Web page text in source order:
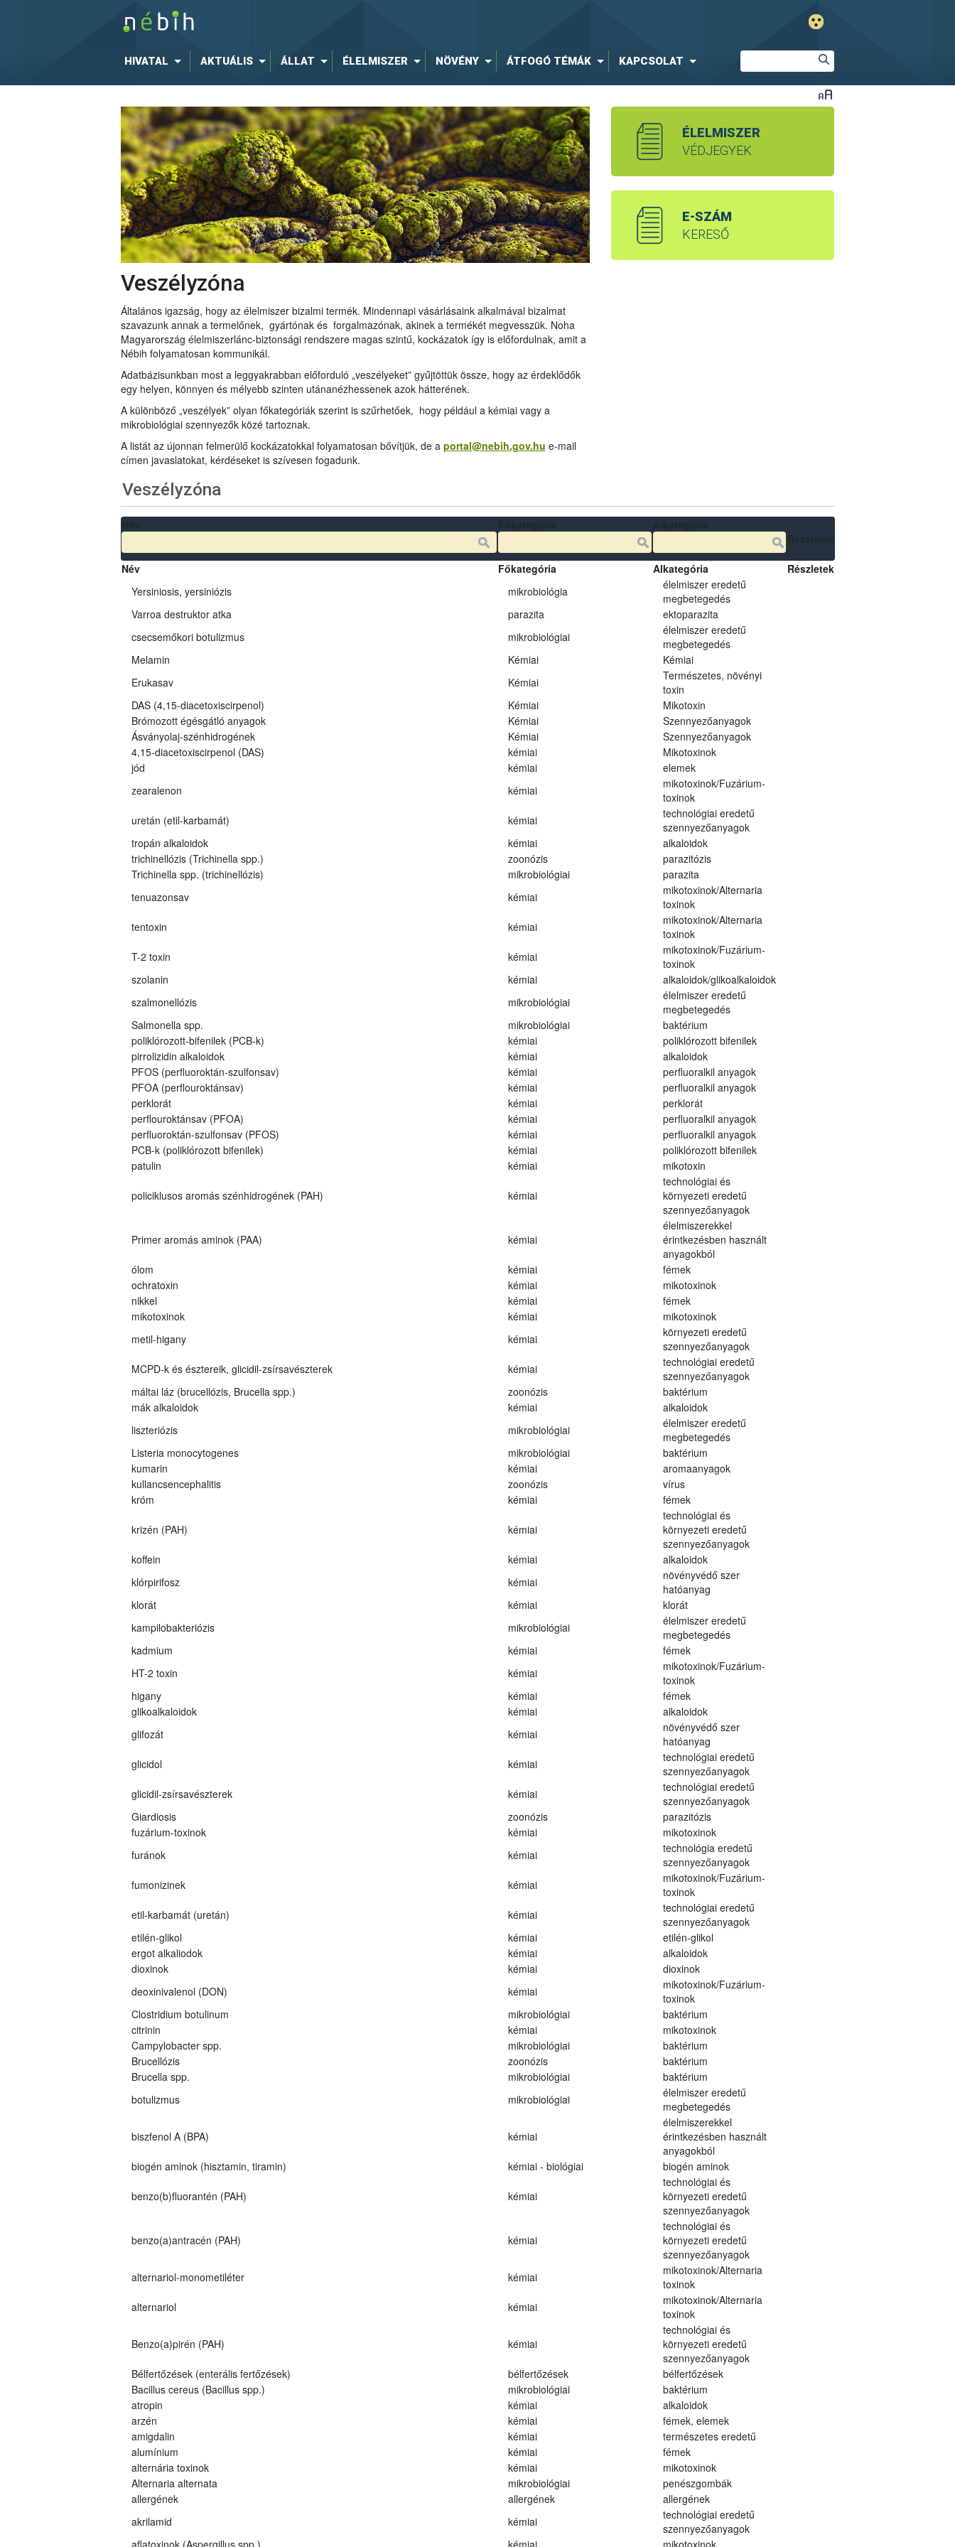
HIVATAL AKTUÁLIS ÁLLAT ÉLELMISZER NÖVÉNY ÁTFOGÓ TÉMÁK KAPCSOLAT
Veszélyzóna
Általános igazság, hogy az élelmiszer bizalmi termék. Mindennapi vásárlásaink alkalmával bizalmat
szavazunk annak a termelőnek, gyártónak és forgalmazónak, akinek a termékét megvesszük. Noha
Magyarország élelmiszerlánc-biztonsági rendszere magas szintű, kockázatok így is előfordulnak, amit a
Nébih folyamatosan kommunikál.
Adatbázisunkban most a leggyakrabban előforduló „veszélyeket” gyűjtöttük össze, hogy az érdeklődők
egy helyen, könnyen és mélyebb szinten utánanézhessenek azok hátterének.
A különböző „veszélyek” olyan főkategóriák szerint is szűrhetőek, hogy például a kémiai vagy a
mikrobiológiai szennyezők közé tartoznak.
A listát az újonnan felmerülő kockázatokkal folyamatosan bővítjük, de a portal@nebih.gov.hu e-mail
címen javaslatokat, kérdéseket is szívesen fogadunk.
ÉLELMISZER
VÉDJEGYEK
E-SZÁM
KERESŐ
Veszélyzóna
Név Főkategória Alkategória
Részletek
Yersiniosis, yersiniózis
mikrobiológia
élelmiszer eredetű
megbetegedés
Varroa destruktor atka
parazita
ektoparazita
csecsemőkori botulizmus
mikrobiológiai
élelmiszer eredetű
megbetegedés
Melamin
Kémiai
Kémiai
Erukasav
Kémiai
Természetes, növényi
toxin
DAS (4,15-diacetoxiscirpenol)
Kémiai
Mikotoxin
Brómozott égésgátló anyagok
Kémiai
Szennyezőanyagok
Ásványolaj-szénhidrogének
Kémiai
Szennyezőanyagok
4,15-diacetoxiscirpenol (DAS)
kémiai
Mikotoxinok
jód
kémiai
elemek
zearalenon
kémiai
mikotoxinok/Fuzárium-
toxinok
uretán (etil-karbamát)
kémiai
technológiai eredetű
szennyezőanyagok
tropán alkaloidok
kémiai
alkaloidok
trichinellózis (Trichinella spp.)
zoonózis
parazitózis
Trichinella spp. (trichinellózis)
mikrobiológiai
parazita
tenuazonsav
kémiai
mikotoxinok/Alternaria
toxinok
tentoxin
kémiai
mikotoxinok/Alternaria
toxinok
T-2 toxin
kémiai
mikotoxinok/Fuzárium-
toxinok
szolanin
kémiai
alkaloidok/glikoalkaloidok
szalmonellózis
mikrobiológiai
élelmiszer eredetű
megbetegedés
Salmonella spp.
mikrobiológiai
baktérium
poliklórozott-bifenilek (PCB-k)
kémiai
poliklórozott bifenilek
pirrolizidin alkaloidok
kémiai
alkaloidok
PFOS (perfluoroktán-szulfonsav)
kémiai
perfluoralkil anyagok
PFOA (perflouroktánsav)
kémiai
perfluoralkil anyagok
perklorát
kémiai
perklorát
perflouroktánsav (PFOA)
kémiai
perfluoralkil anyagok
perfluoroktán-szulfonsav (PFOS)
kémiai
perfluoralkil anyagok
PCB-k (poliklórozott bifenilek)
kémiai
poliklórozott bifenilek
patulin
kémiai mikotoxin
policiklusos aromás szénhidrogének (PAH) kémiai
technológiai és
környezeti eredetű
szennyezőanyagok
Primer aromás aminok (PAA) kémiai
élelmiszerekkel
érintkezésben használt
anyagokból
ólom
kémiai
fémek
ochratoxin
kémiai
mikotoxinok
nikkel
kémiai
fémek
mikotoxinok
kémiai
mikotoxinok
metil-higany
kémiai
környezeti eredetű
szennyezőanyagok
MCPD-k és észtereik, glicidil-zsírsavészterek
kémiai
technológiai eredetű
szennyezőanyagok
máltai láz (brucellózis, Brucella spp.)
zoonózis
baktérium
mák alkaloidok
kémiai
alkaloidok
liszteriózis
mikrobiológiai
élelmiszer eredetű
megbetegedés
Listeria monocytogenes
mikrobiológiai
baktérium
kumarin
kémiai
aromaanyagok
kullancsencephalitis
zoonózis
vírus
króm
kémiai fémek
krizén (PAH) kémiai
technológiai és
környezeti eredetű
szennyezőanyagok
koffein
kémiai
alkaloidok
klórpirifosz
kémiai
növényvédő szer
hatóanyag
klorát
kémiai
klorát
kampilobakteriózis
mikrobiológiai
élelmiszer eredetű
megbetegedés
kadmium
kémiai
fémek
HT-2 toxin
kémiai
mikotoxinok/Fuzárium-
toxinok
higany
kémiai
fémek
glikoalkaloidok
kémiai
alkaloidok
glifozát
kémiai
növényvédő szer
hatóanyag
glicidol
kémiai
technológiai eredetű
szennyezőanyagok
glicidil-zsírsavészterek
kémiai
technológiai eredetű
szennyezőanyagok
Giardiosis
zoonózis
parazitózis
fuzárium-toxinok
kémiai
mikotoxinok
furánok
kémiai
technológia eredetű
szennyezőanyagok
fumonizinek
kémiai
mikotoxinok/Fuzárium-
toxinok
etil-karbamát (uretán)
kémiai
technológiai eredetű
szennyezőanyagok
etilén-glikol
kémiai
etilén-glikol
ergot alkaliodok
kémiai
alkaloidok
dioxinok
kémiai
dioxinok
deoxinivalenol (DON)
kémiai
mikotoxinok/Fuzárium-
toxinok
Clostridium botulinum
mikrobiológiai
baktérium
citrinin
kémiai
mikotoxinok
Campylobacter spp.
mikrobiológiai
baktérium
Brucellózis
zoonózis
baktérium
Brucella spp.
mikrobiológiai
baktérium
botulizmus
mikrobiológiai
élelmiszer eredetű
megbetegedés
biszfenol A (BPA) kémiai
élelmiszerekkel
érintkezésben használt
anyagokból
biogén aminok (hisztamin, tiramin)
kémiai - biológiai biogén aminok
benzo(b)fluorantén (PAH) kémiai
technológiai és
környezeti eredetű
szennyezőanyagok
benzo(a)antracén (PAH) kémiai
technológiai és
környezeti eredetű
szennyezőanyagok
alternariol-monometiléter
kémiai
mikotoxinok/Alternaria
toxinok
alternariol
kémiai
mikotoxinok/Alternaria
toxinok
Benzo(a)pirén (PAH) kémiai
technológiai és
környezeti eredetű
szennyezőanyagok
Bélfertőzések (enterális fertőzések)
bélfertőzések
bélfertőzések
Bacillus cereus (Bacillus spp.)
mikrobiológiai
baktérium
atropin
kémiai
alkaloidok
arzén
kémiai
fémek, elemek
amigdalin
kémiai
természetes eredetű
alumínium
kémiai
fémek
alternária toxinok
kémiai
mikotoxinok
Alternaria alternata
mikrobiológiai
penészgombák
allergének
allergének
allergének
akrilamid
kémiai
technológiai eredetű
szennyezőanyagok
aflatoxinok (Aspergillus spp.)
kémiai mikotoxinok